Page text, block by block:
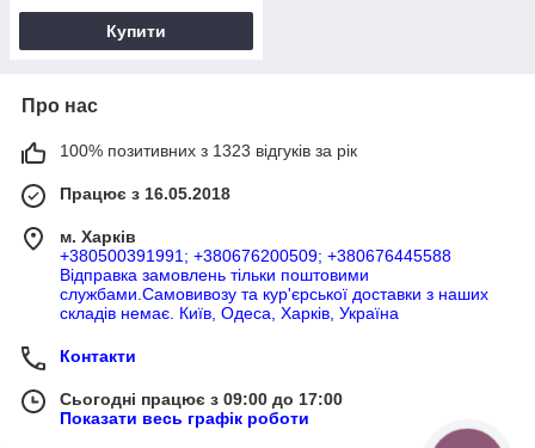
Купити
Про нас
100% позитивних з 1323 відгуків за рік
Працює з 16.05.2018
м. Харків
+380500391991; +380676200509; +380676445588
Відправка замовлень тільки поштовими
службами.Самовивозу та кур'єрської доставки з наших
складів немає. Київ, Одеса, Харків, Україна
Контакти
Сьогодні працює з 09:00 до 17:00
Показати весь графік роботи